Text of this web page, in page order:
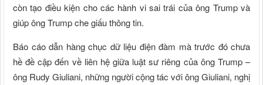
còn tạo điều kiện cho các hành vi sai trái của ông Trump và
giúp ông Trump che giấu thông tin.
Báo cáo dẫn hàng chục dữ liệu điện đàm mà trước đó chưa
hề đề cập đến về liên hệ giữa luật sư riêng của ông Trump –
ông Rudy Giuliani, những người cộng tác với ông Giuliani, nghị